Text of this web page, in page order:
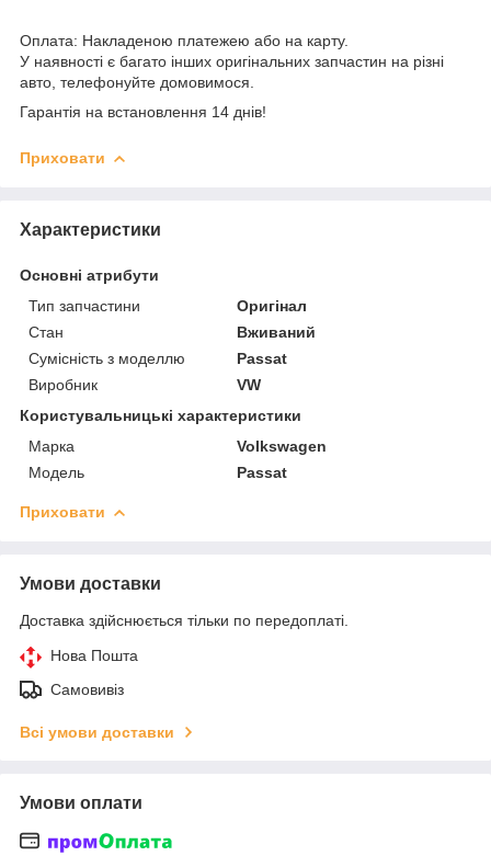
Оплата: Накладеною платежею або на карту.
У наявності є багато інших оригінальних запчастин на різні
авто, телефонуйте домовимося.
Гарантія на встановлення 14 днів!
Приховати
Характеристики
Основні атрибути
Тип запчастини
Оригінал
Стан
Вживаний
Сумісність з моделлю
Passat
Виробник
VW
Користувальницькі характеристики
Марка
Volkswagen
Модель
Passat
Приховати
Умови доставки
Доставка здійснюється тільки по передоплаті.
Нова Пошта
Самовивіз
Всі умови доставки
Умови оплати